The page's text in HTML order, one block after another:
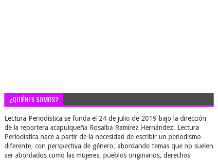
¿QUIÉNES SOMOS?
Lectura Periodística se funda el 24 de julio de 2019 bajo la dirección
de la reportera acapulqueña Rosalba Ramírez Hernández. Lectura
Periodística nace a partir de la necesidad de escribir un periodismo
diferente, con perspectiva de género, abordando temas que no suelen
ser abordados como las mujeres, pueblos originarios, derechos